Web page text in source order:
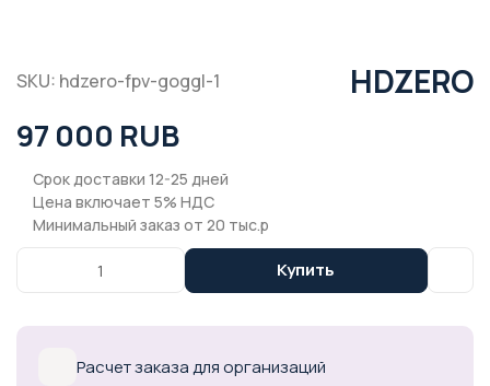
SKU: hdzero-fpv-goggl-1 HDZERO
97 000 RUB
Срок доставки 12-25 дней
Цена включает 5% НДС
Минимальный заказ от 20 тыс.р
Купить
Расчет заказа для организаций